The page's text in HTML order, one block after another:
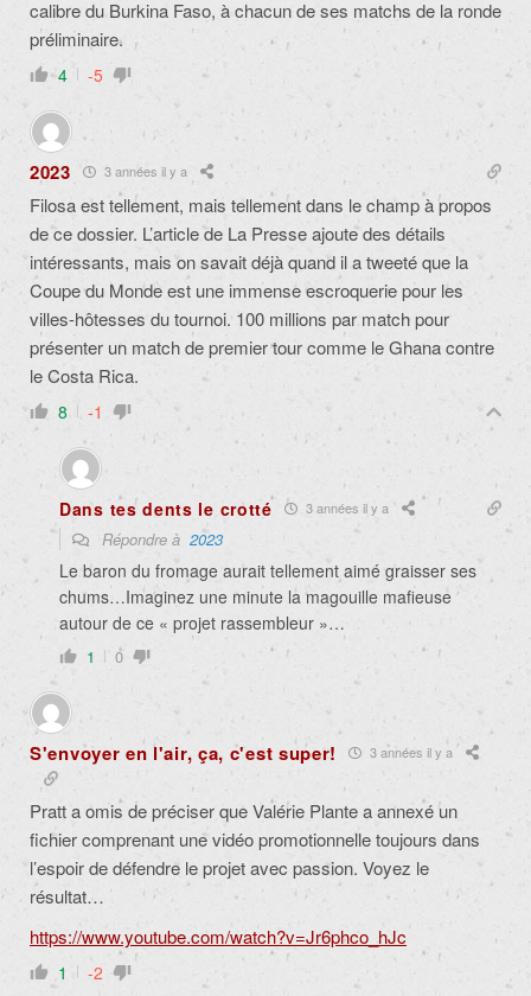
calibre du Burkina Faso, à chacun de ses matchs de la ronde
préliminaire.
4 -5
2023 3 années il y a
Filosa est tellement, mais tellement dans le champ à propos
de ce dossier. L’article de La Presse ajoute des détails
intéressants, mais on savait déjà quand il a tweeté que la
Coupe du Monde est une immense escroquerie pour les
villes-hôtesses du tournoi. 100 millions par match pour
présenter un match de premier tour comme le Ghana contre
le Costa Rica.
8 -1
Dans tes dents le crotté 3 années il y a
Répondre à 2023
Le baron du fromage aurait tellement aimé graisser ses
chums…Imaginez une minute la magouille mafieuse
autour de ce « projet rassembleur »…
1 0
S'envoyer en l'air, ça, c'est super! 3 années il y a
Pratt a omis de préciser que Valérie Plante a annexé un
fichier comprenant une vidéo promotionnelle toujours dans
l’espoir de défendre le projet avec passion. Voyez le
résultat…
https://www.youtube.com/watch?v=Jr6phco_hJc
1 -2